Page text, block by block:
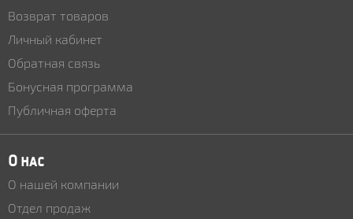
Возврат товаров
Личный кабинет
Обратная связь
Бонусная программа
Публичная оферта
О нас
О нашей компании
Отдел продаж